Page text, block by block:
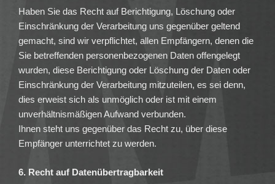
Haben Sie das Recht auf Berichtigung, Löschung oder
Einschränkung der Verarbeitung uns gegenüber geltend
gemacht, sind wir verpflichtet, allen Empfängern, denen die
Sie betreffenden personenbezogenen Daten offengelegt
wurden, diese Berichtigung oder Löschung der Daten oder
Einschränkung der Verarbeitung mitzuteilen, es sei denn,
dies erweist sich als unmöglich oder ist mit einem
unverhältnismäßigen Aufwand verbunden.
Ihnen steht uns gegenüber das Recht zu, über diese
Empfänger unterrichtet zu werden.
6. Recht auf Datenübertragbarkeit